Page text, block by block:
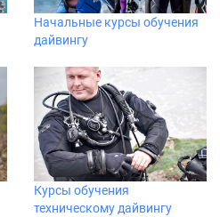
Начальные курсы обучения
дайвингу
Курсы обучения
техническому дайвингу